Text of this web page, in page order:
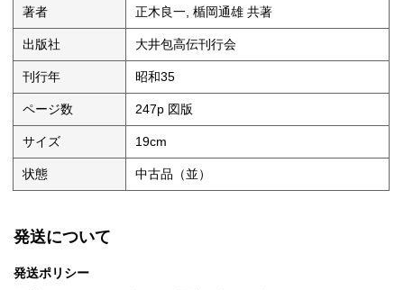
著者 正木良一, 楯岡通雄 共著
出版社 大井包高伝刊行会
刊行年 昭和35
ページ数 247p 図版
サイズ 19cm
状態 中古品（並）
発送について
発送ポリシー